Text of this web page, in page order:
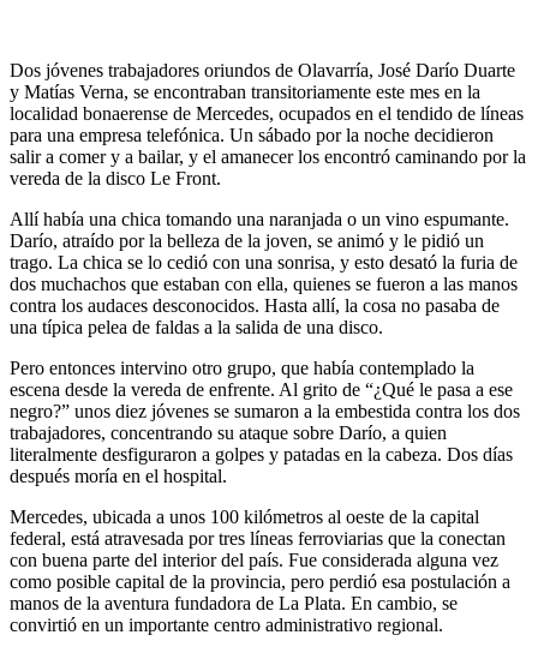
Dos jóvenes trabajadores oriundos de Olavarría, José Darío Duarte
y Matías Verna, se encontraban transitoriamente este mes en la
localidad bonaerense de Mercedes, ocupados en el tendido de líneas
para una empresa telefónica. Un sábado por la noche decidieron
salir a comer y a bailar, y el amanecer los encontró caminando por la
vereda de la disco Le Front.
Allí había una chica tomando una naranjada o un vino espumante.
Darío, atraído por la belleza de la joven, se animó y le pidió un
trago. La chica se lo cedió con una sonrisa, y esto desató la furia de
dos muchachos que estaban con ella, quienes se fueron a las manos
contra los audaces desconocidos. Hasta allí, la cosa no pasaba de
una típica pelea de faldas a la salida de una disco.
Pero entonces intervino otro grupo, que había contemplado la
escena desde la vereda de enfrente. Al grito de “¿Qué le pasa a ese
negro?” unos diez jóvenes se sumaron a la embestida contra los dos
trabajadores, concentrando su ataque sobre Darío, a quien
literalmente desfiguraron a golpes y patadas en la cabeza. Dos días
después moría en el hospital.
Mercedes, ubicada a unos 100 kilómetros al oeste de la capital
federal, está atravesada por tres líneas ferroviarias que la conectan
con buena parte del interior del país. Fue considerada alguna vez
como posible capital de la provincia, pero perdió esa postulación a
manos de la aventura fundadora de La Plata. En cambio, se
convirtió en un importante centro administrativo regional.